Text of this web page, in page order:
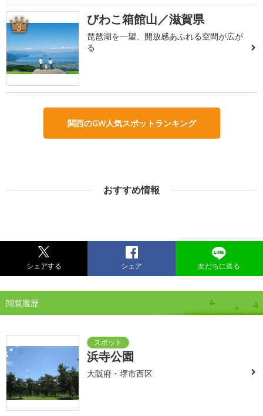
3 びわこ箱館山／滋賀県
琵琶湖を一望、開放感あふれる空間が広が
る
関西のGW人気スポットランキング
おすすめ情報
シェアする シェア 友だちに送る
閲覧履歴
浜寺公園
大阪府・堺市西区